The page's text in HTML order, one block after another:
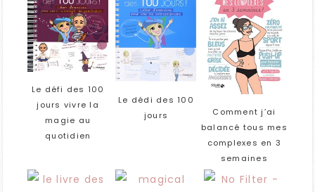
Le défi des 100
jours vivre la
magie au
quotidien
Le dédi des 100
jours
Comment j’ai
balancé tous mes
complexes en 3
semaines